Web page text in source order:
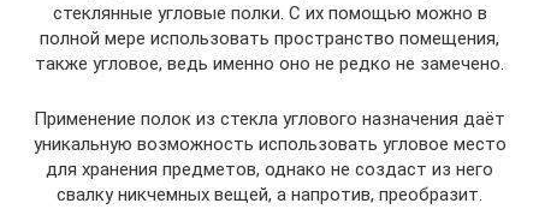
стеклянные угловые полки. С их помощью можно в
полной мере использовать пространство помещения,
также угловое, ведь именно оно не редко не замечено.
Применение полок из стекла углового назначения даёт
уникальную возможность использовать угловое место
для хранения предметов, однако не создаст из него
свалку никчемных вещей, а напротив, преобразит.